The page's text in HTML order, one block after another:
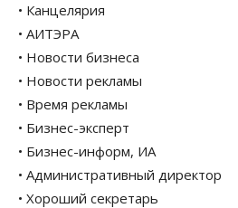
• Канцелярия
• АИТЭРА
• Новости бизнеса
• Новости рекламы
• Время рекламы
• Бизнес-эксперт
• Бизнес-информ, ИА
• Административный директор
• Хороший секретарь